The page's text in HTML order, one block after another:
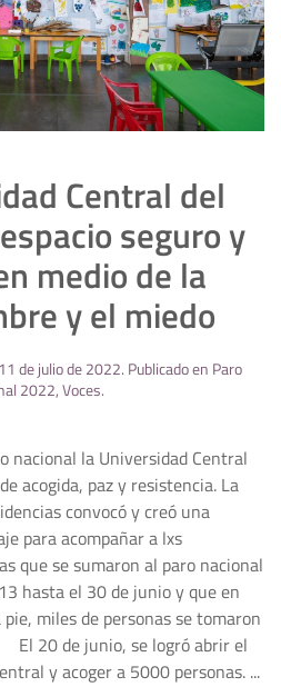
Central del
seguro y
medio de la
y el miedo
11 de julio de 2022. Publicado en Paro
2022,Voces.
nacional la Universidad Central
acogida, paz y resistencia. La
convocó y creó una
para acompañar a lxs
que se sumaron al paro nacional
hasta el 30 de junio y que en
miles de personas se tomaron
20 de junio, se logró abrir el
y acoger a 5000 personas. ...